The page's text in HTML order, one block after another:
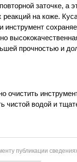
заточке, а
реакций на коже.
прочностью и
очистить
водой и
публикации